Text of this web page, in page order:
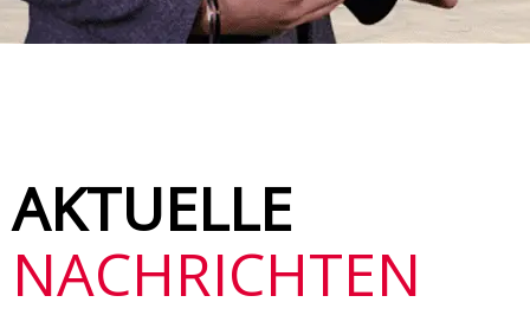
AKTUELLE
NACHRICHTEN